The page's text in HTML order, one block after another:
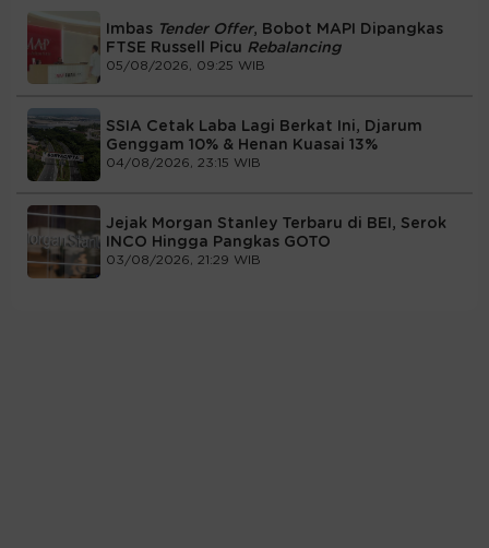
Imbas Tender Offer, Bobot MAPI Dipangkas
FTSE Russell Picu Rebalancing
05/08/2026, 09:25 WIB
SSIA Cetak Laba Lagi Berkat Ini, Djarum
Genggam 10% & Henan Kuasai 13%
04/08/2026, 23:15 WIB
Jejak Morgan Stanley Terbaru di BEI, Serok
INCO Hingga Pangkas GOTO
03/08/2026, 21:29 WIB